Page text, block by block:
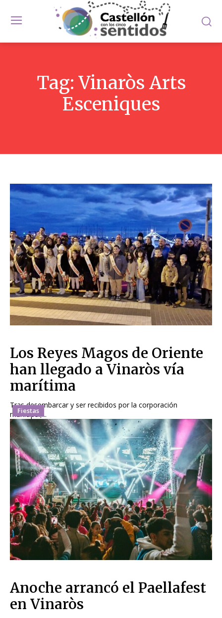
Tag:Vinaròs Arts
Esceniques
Fiestas
Los Reyes Magos de Oriente
han llegado a Vinaròs vía
marítima
Tras desembarcar y ser recibidos por la corporación
municipal,...
Anoche arrancó el Paellafest
en Vinaròs